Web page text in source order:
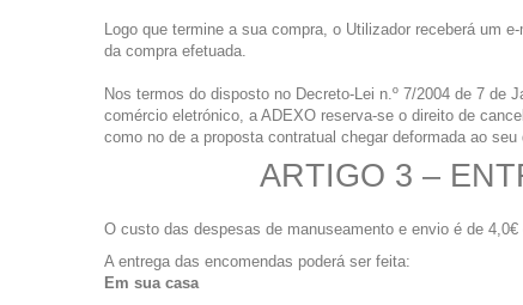
Logo que termine a sua compra, o Utilizador receberá um
da compra efetuada.
Nos termos do disposto no Decreto-Lei n.º 7/2004 de 7 de
comércio eletrónico, a ADEXO reserva-se o direito de
como no de a proposta contratual chegar deformada ao
ARTIGO 3 –
O custo das despesas de manuseamento e envio é de
A entrega das encomendas poderá ser feita:
Em sua casa